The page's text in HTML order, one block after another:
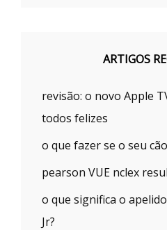
ARTIGOS
revisão: o novo Apple
todos felizes
o que fazer se o seu
pearson VUE nclex
o que significa o
Jr?